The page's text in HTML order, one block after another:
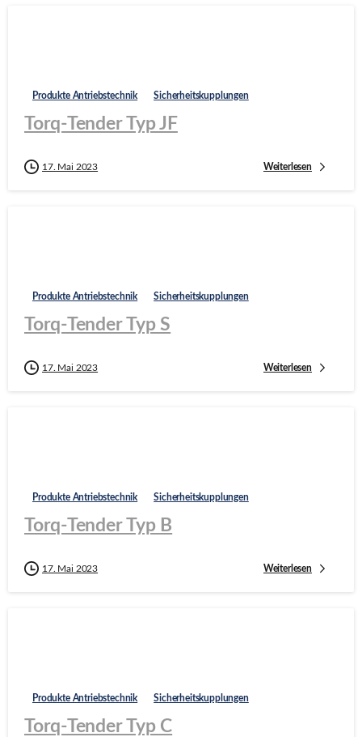
Produkte Antriebstechnik Sicherheitskupplungen
Torq-Tender Typ JF
17. Mai 2023 Weiterlesen
Produkte Antriebstechnik Sicherheitskupplungen
Torq-Tender Typ S
17. Mai 2023 Weiterlesen
Produkte Antriebstechnik Sicherheitskupplungen
Torq-Tender Typ B
17. Mai 2023 Weiterlesen
Produkte Antriebstechnik Sicherheitskupplungen
Torq-Tender Typ C